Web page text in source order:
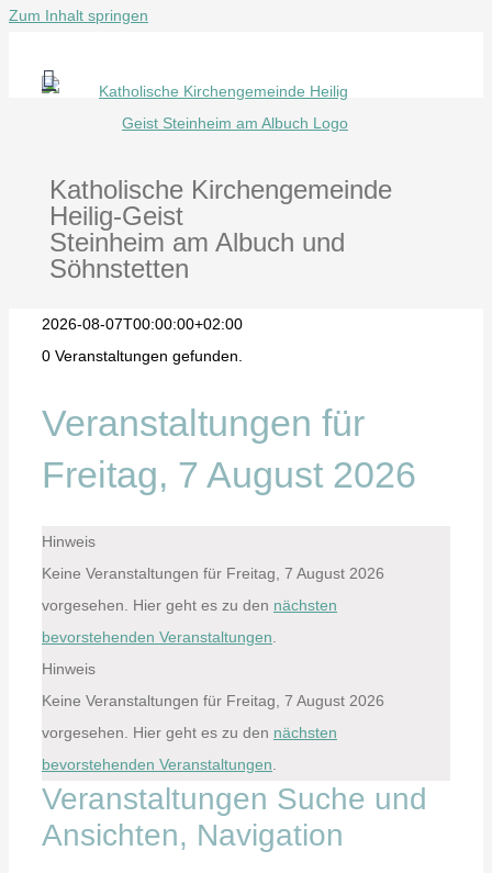
Zum Inhalt springen
Katholische Kirchengemeinde
Heilig-Geist
Steinheim am Albuch und
Söhnstetten
2026-08-07T00:00:00+02:00
0 Veranstaltungen gefunden.
Veranstaltungen für
Freitag, 7 August 2026
Hinweis
Keine Veranstaltungen für Freitag, 7 August 2026
vorgesehen. Hier geht es zu den nächsten
bevorstehenden Veranstaltungen
Hinweis
Keine Veranstaltungen für Freitag, 7 August 2026
vorgesehen. Hier geht es zu den nächsten
bevorstehenden Veranstaltungen
Veranstaltungen Suche und
Ansichten, Navigation